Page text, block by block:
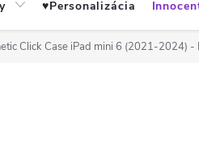
♥︎Personalizácia
Click Case iPad mini 6 (2021-2024) -